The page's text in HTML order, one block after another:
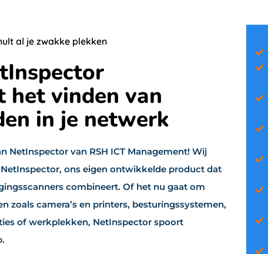
al je zwakke plekken
vinden van
in je netwerk
NetInspector van RSH ICT Management! Wij
ons eigen ontwikkelde product dat
combineert. Of het nu gaat om
zoals camera’s en printers, besturingssystemen,
of werkplekken, NetInspector spoort